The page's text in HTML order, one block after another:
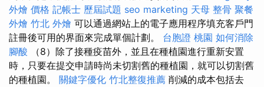
外燴 價格 記帳士 歷屆試題 seo marketing 天母 整骨 聚餐
外燴 竹北 外燴 可以通過網站上的電子應用程序填充客戶門
註冊後可用的界面來完成單個計劃。 台胞證 桃園 如何消除
腳酸 （8）除了接種疫苗外，並且在種植園進行重新安置
時，只要在提交申請時尚未切割舊的種植園，就可以切割舊
的種植園。 關鍵字優化 竹北整復推薦 削減的成本包括去